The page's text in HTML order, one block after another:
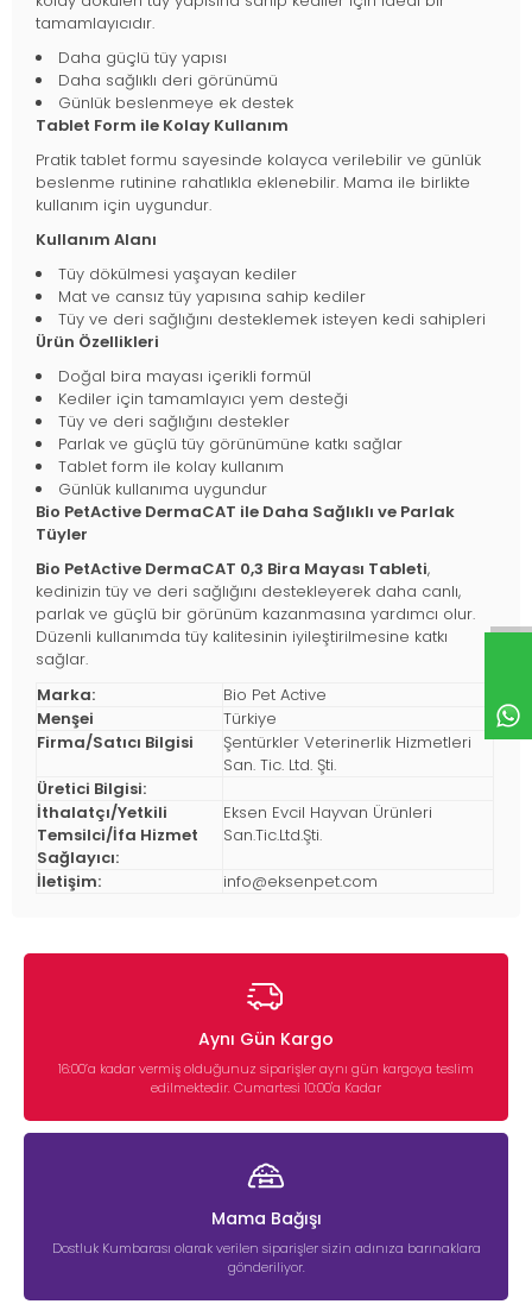
tamamlayıcıdır.
Daha güçlü tüy yapısı
Daha sağlıklı deri görünümü
Günlük beslenmeye ek destek
Tablet Form ile Kolay Kullanım
Pratik tablet formu sayesinde kolayca verilebilir ve günlük
beslenme rutinine rahatlıkla eklenebilir. Mama ile birlikte
kullanım için uygundur.
Kullanım Alanı
Tüy dökülmesi yaşayan kediler
Mat ve cansız tüy yapısına sahip kediler
Tüy ve deri sağlığını desteklemek isteyen kedi sahipleri
Ürün Özellikleri
Doğal bira mayası içerikli formül
Kediler için tamamlayıcı yem desteği
Tüy ve deri sağlığını destekler
Parlak ve güçlü tüy görünümüne katkı sağlar
Tablet form ile kolay kullanım
Günlük kullanıma uygundur
Bio PetActive DermaCAT ile Daha Sağlıklı ve Parlak
Tüyler
Bio PetActive DermaCAT 0,3 Bira Mayası Tableti,
kedinizin tüy ve deri sağlığını destekleyerek daha canlı,
parlak ve güçlü bir görünüm kazanmasına yardımcı olur.
Düzenli kullanımda tüy kalitesinin iyileştirilmesine katkı
sağlar.
Marka:
Bio Pet Active
Menşei
Türkiye
Firma/Satıcı Bilgisi
Şentürkler Veterinerlik Hizmetleri
San. Tic. Ltd. Şti.
Üretici Bilgisi:
İthalatçı/Yetkili
Temsilci/İfa Hizmet
Sağlayıcı:
Eksen Evcil Hayvan Ürünleri
San.Tic.Ltd.Şti.
İletişim: info@eksenpet.com
Aynı Gün Kargo
16:00’a kadar vermiş olduğunuz siparişler aynı gün kargoya teslim
edilmektedir. Cumartesi 10:00'a Kadar
Mama Bağışı
Dostluk Kumbarası olarak verilen siparişler sizin adınıza barınaklara
gönderiliyor.